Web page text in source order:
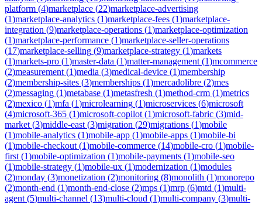
platform (4)marketplace (22)marketplace-advertising
(1)marketplace-analytics (1)marketplace-fees (1)marketplace-
integration (9)marketplace-operations (1)marketplace-optimization
(1)marketplace-performance (1)marketplace-seller-operations
(17)marketplace-selling (9)marketplace-strategy (1)markets
(1)markets-pro (1)master-data (1)matter-management (1)mcommerce
(2)measurement (1)media (3)medical-device (1)membership
(2)membership-sites (3)memberships (1)mercadolibre (2)mes
(2)messaging (1)metabase (1)metasfresh (1)method-crm (1)metrics
(2)mexico (1)mfa (1)microlearning (1)microservices (6)microsoft
(4)microsoft-365 (1)microsoft-copilot (1)microsoft-fabric (3)mid-
market (3)middle-east (3)migration (29)migrations (1)mobile
(1)mobile-analytics (1)mobile-app (1)mobile-apps (1)mobile-bi
(1)mobile-checkout (1)mobile-commerce (14)mobile-cro (1)mobile-
first (1)mobile-optimization (1)mobile-payments (1)mobile-seo
(1)mobile-strategy (1)mobile-ux (1)modernization (1)modules
(2)monday (3)monetization (2)monitoring (8)monolith (1)monorepo
(2)month-end (1)month-end-close (2)mps (1)mrp (6)mtd (1)multi-
agent (5)multi-channel (13)multi-cloud (1)multi-company (3)multi-